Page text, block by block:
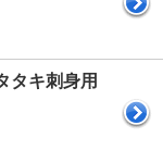
タキ刺身用